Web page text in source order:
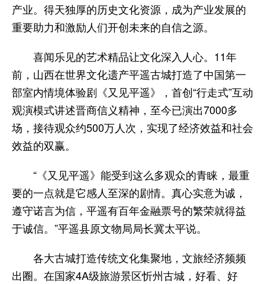
产业。得天独厚的历史文化资源，成为产业发展的
重要助力和激励人们开创未来的自信之源。
喜闻乐见的艺术精品让文化深入人心。11年
前，山西在世界文化遗产平遥古城打造了中国第一
部室内情境体验剧《又见平遥》，首创“行走式”互动
观演模式讲述晋商信义精神，至今已演出7000多
场，接待观众约500万人次，实现了经济效益和社会
效益的双赢。
“《又见平遥》能受到这么多观众的青睐，最重
要的一点就是它感人至深的剧情。真心实意为诚，
遵守诺言为信，平遥有百年金融票号的繁荣就得益
于诚信。”平遥县原文物局局长冀太平说。
各大古城打造传统文化集聚地，文旅经济频频
出圈。在国家4A级旅游景区忻州古城，好看、好